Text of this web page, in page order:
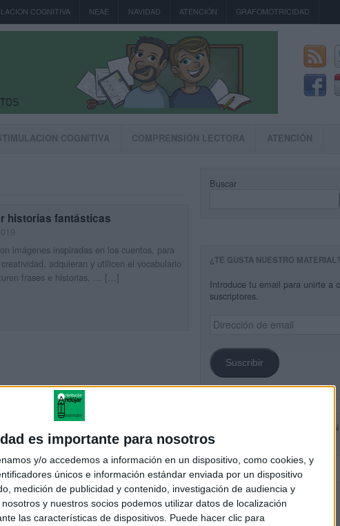
es importante para nosotros
y/o accedemos a información en un dispositivo, como cookies, y
únicos e información estándar enviada por un dispositivo
medición de publicidad y contenido, investigación de audiencia y
y nuestros socios podemos utilizar datos de localización
las características de dispositivos. Puede hacer clic para
COGNITIVA NEAE NAVIDAD ATENCIÓN GRAFOMOTRICIDAD
COGNITIVA COMPRENSIÓN LECTORA ATENCIÓN
historias fantásticas
imágenes inspiradas en los cuentos, para
adquieran y utilicen el vocabulario
frases e historias, … […]
Buscar
¿TE GUSTA NUESTRO MATERIAL?
Introduce tu email para unirte a
suscriptores.
Dirección
de
Suscribir
SIGUE NUESTROS TABLEROS